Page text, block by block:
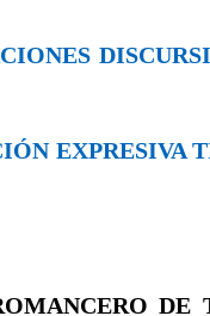
EXPRESIVA
DE